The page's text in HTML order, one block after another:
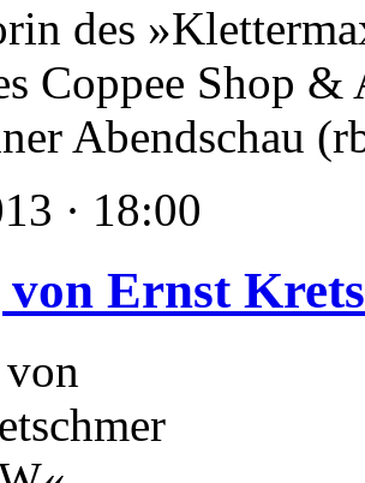
des
Coppee Shop &
Abendschau
· 18:00
von Ernst